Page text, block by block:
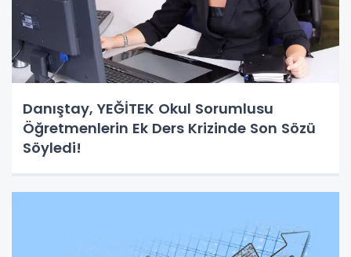
Danıştay, YEĞİTEK Okul Sorumlusu
Öğretmenlerin Ek Ders Krizinde Son Sözü
Söyledi!